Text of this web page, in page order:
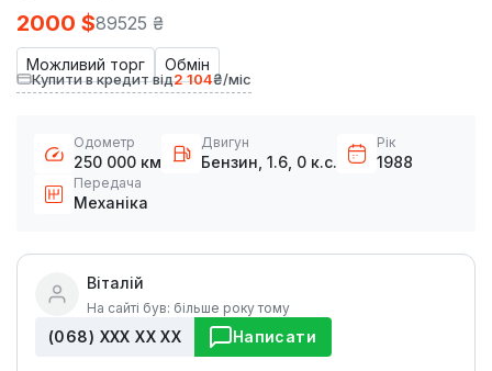
Можливий торг Обмін
2000 $89525 ₴
Купити в кредит від2 104₴/міс
Одометр
250 000 км
Двигун
Бензин, 1.6, 0 к.с.
Рік
1988
Передача
Механіка
Віталій
На сайті був: більше року тому
(068) ХХХ ХХ ХХ Написати